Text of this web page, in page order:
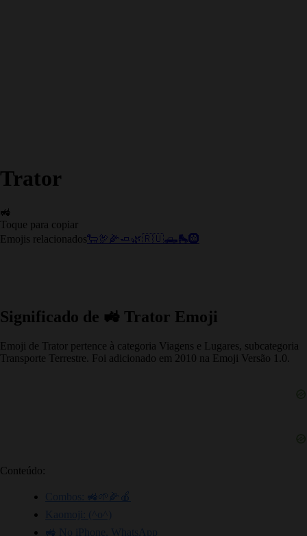
Trator
🚜
Toque para copiar
Emojis relacionados🐑🦃 🌽🧈🌿🇷🇺🛻 🛼🛞
Significado de 🚜 Trator Emoji
Emoji de Trator pertence à categoria Viagens e Lugares, subcategoria
Transporte Terrestre. Foi adicionado em 2010 na Emoji Versão 1.0.
Conteúdo:
Combos: 🚜🌱🌽🍎
Kaomoji: (^o^)
🚜 No iPhone, WhatsApp